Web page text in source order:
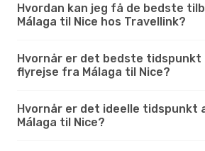
Hvordan kan jeg få de bedste
Málaga til Nice hos Travellink?
Hvornår er det bedste tidspunkt
flyrejse fra Málaga til Nice?
Hvornår er det ideelle tidspunkt
Málaga til Nice?